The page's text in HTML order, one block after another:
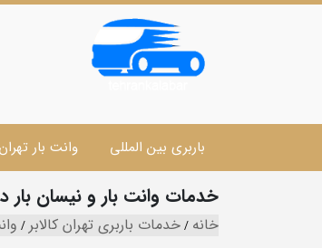
باربری بین المللی وانت بار تهران
خدمات وانت بار و نیسان بار
خانه خدمات باربری تهران کالابر